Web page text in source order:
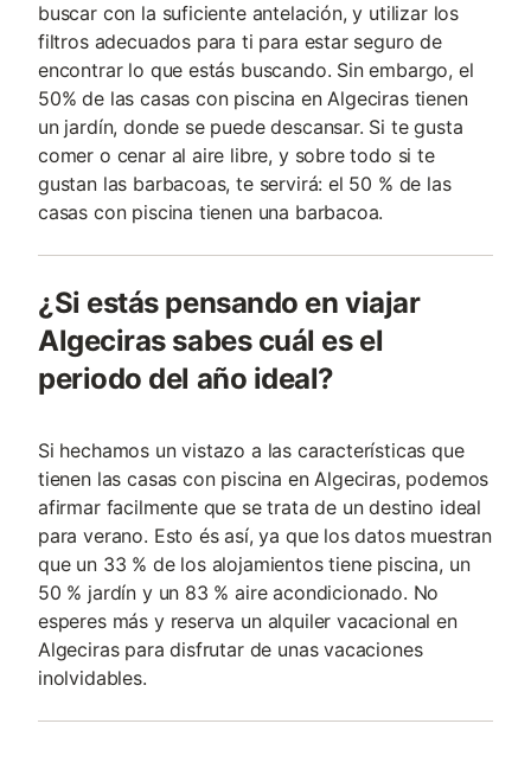
buscar con la suficiente antelación, y utilizar los
filtros adecuados para ti para estar seguro de
encontrar lo que estás buscando. Sin embargo, el
50% de las casas con piscina en Algeciras tienen
un jardín, donde se puede descansar. Si te gusta
comer o cenar al aire libre, y sobre todo si te
gustan las barbacoas, te servirá: el 50 % de las
casas con piscina tienen una barbacoa.
¿Si estás pensando en viajar
Algeciras sabes cuál es el
periodo del año ideal?
Si hechamos un vistazo a las características que
tienen las casas con piscina en Algeciras, podemos
afirmar facilmente que se trata de un destino ideal
para verano. Esto és así, ya que los datos muestran
que un 33 % de los alojamientos tiene piscina, un
50 % jardín y un 83 % aire acondicionado. No
esperes más y reserva un alquiler vacacional en
Algeciras para disfrutar de unas vacaciones
inolvidables.